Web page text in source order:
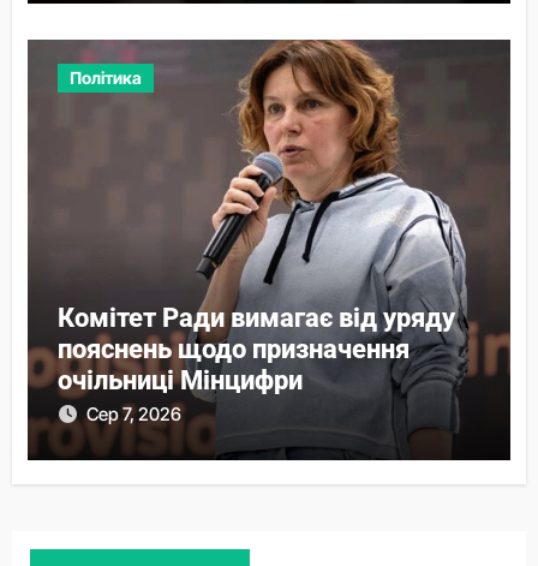
Політика
Комітет Ради вимагає від уряду
пояснень щодо призначення
очільниці Мінцифри
Сер 7, 2026